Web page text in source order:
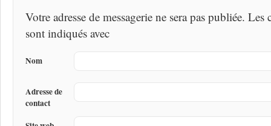
Votre adresse de messagerie ne sera pas publiée.
sont indiqués avec
Nom
Adresse de
contact